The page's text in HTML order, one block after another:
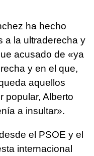
ha hecho
a la ultraderecha y
acusado de «ya
y en el que,
aquellos
popular, Alberto
a insultar».
el PSOE y el
internacional